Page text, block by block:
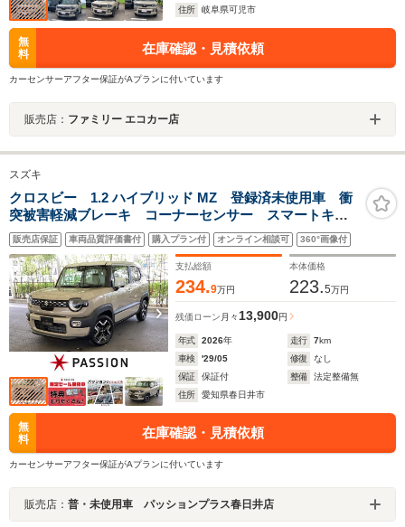
住所
岐阜県可児市
無
料
在庫確認・見積依頼
カーセンサーアフター保証がAプランに付いています
販売店： ファミリー エコカー店
スズキ
クロスビー 1.2 ハイブリッド MZ 登録済未使用車 衝
突被害軽減ブレーキ コーナーセンサー スマートキ
ー アイドリングストップ アダクティブクルーズコン
トロール LEDヘッドライト アルミホイール 電動格
納ドアミラー シートヒーター
販売店保証 車両品質評価書付 購入プラン付 オンライン相談可 360°画像付
支払総額
234.9万円
本体価格
223.5万円
残価ローン 月々 13,900円
年式 2026年 走行 7km
車検
'29/05 修復
なし
保証
保証付 整備
法定整備無
住所
愛知県春日井市
無
料
在庫確認・見積依頼
カーセンサーアフター保証がAプランに付いています
販売店： 普・未使用車 パッションプラス春日井店